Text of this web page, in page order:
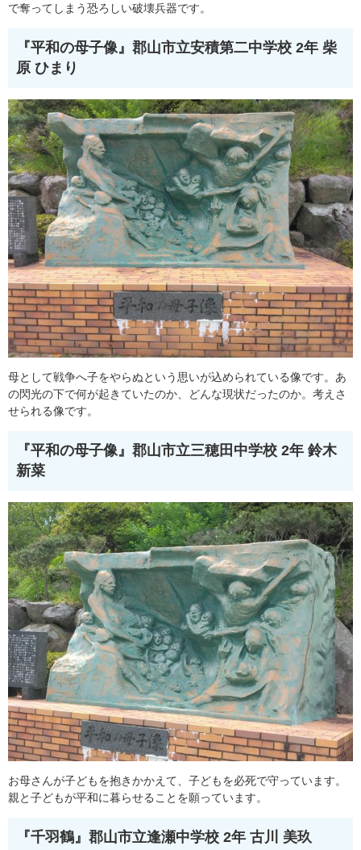
で奪ってしまう恐ろしい破壊兵器です。
『平和の母子像』 郡山市立安積第二中学校 2年 柴
原 ひまり​
母として戦争へ子をやらぬという思いが込められている像です。あ
の閃光の下で何が起きていたのか、どんな現状だったのか。考えさ
せられる像です。
『平和の母子像』 郡山市立三穂田中学校 2年 鈴木
新菜
お母さんが子どもを抱きかかえて、子どもを必死で守っています。
親と子どもが平和に暮らせることを願っています。
『千羽鶴』 郡山市立逢瀬中学校 2年 古川 美玖